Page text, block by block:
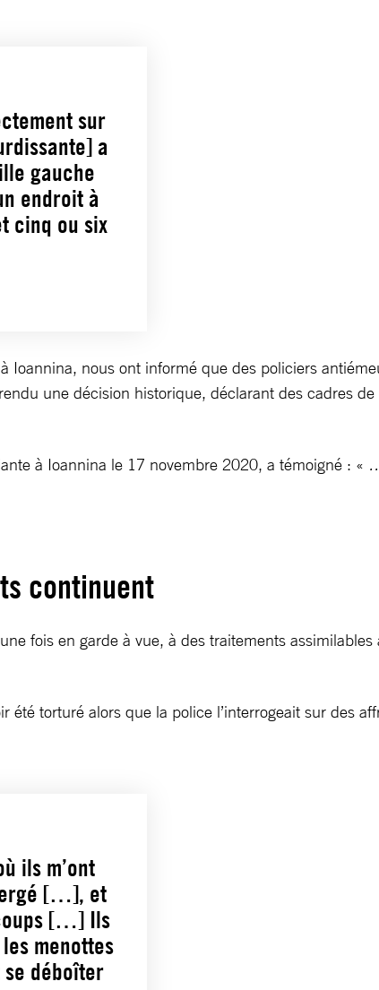
sur
a
gauche
endroit à
cinq ou six
nous ont informé que des policiers
une décision historique, déclarant des cadres
à Ioannina le 17 novembre 2020, a témoigné : «
continuent
fois en garde à vue, à des traitements
torturé alors que la police l’interrogeait sur des
ils m’ont
[…], et
[…] Ils
menottes
se déboîter